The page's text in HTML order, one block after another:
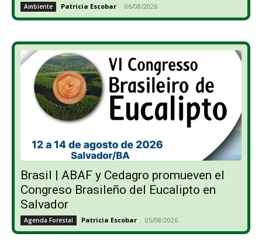
Ambiente Patricia Escobar - 06/08/2026
Brasil | ABAF y Cedagro promueven el
Congreso Brasileño del Eucalipto en
Salvador
Agenda Forestal Patricia Escobar - 05/08/2026